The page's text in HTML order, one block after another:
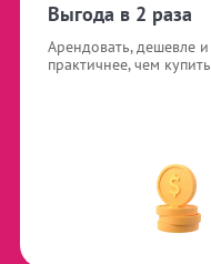
Выгода в 2 раза
Арендовать, дешевле и
практичнее, чем купить